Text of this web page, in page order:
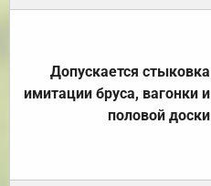
Допускается стыковка
имитации бруса, вагонки и
половой доски